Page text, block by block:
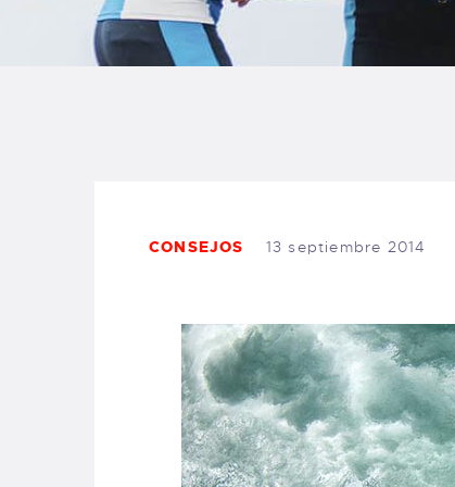
CONSEJOS 13 septiembre 2014